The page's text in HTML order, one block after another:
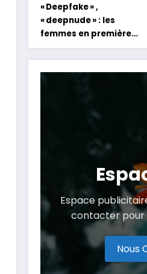
« Deepfake » ,
« deepnude » : les
femmes en première
ligne face aux dangers
de l’intelligence
artificielle
Espace
contacter pour
Nous